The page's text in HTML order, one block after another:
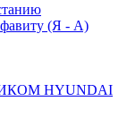
(Я - А)
HYUNDAI